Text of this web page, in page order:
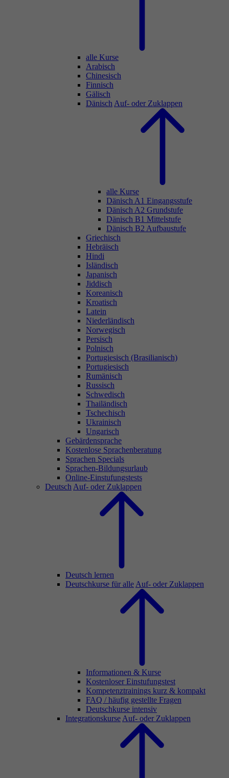
alle Kurse
Arabisch
Chinesisch
Finnisch
Gälisch
Dänisch Auf- oder Zuklappen
alle Kurse
Dänisch A1 Eingangsstufe
Dänisch A2 Grundstufe
Dänisch B1 Mittelstufe
Dänisch B2 Aufbaustufe
Griechisch
Hebräisch
Hindi
Isländisch
Japanisch
Jiddisch
Koreanisch
Kroatisch
Latein
Niederländisch
Norwegisch
Persisch
Polnisch
Portugiesisch (Brasilianisch)
Portugiesisch
Rumänisch
Russisch
Schwedisch
Thailändisch
Tschechisch
Ukrainisch
Ungarisch
Gebärdensprache
Kostenlose Sprachenberatung
Sprachen Specials
Sprachen-Bildungsurlaub
Online-Einstufungstests
Deutsch Auf- oder Zuklappen
Deutsch lernen
Deutschkurse für alle Auf- oder Zuklappen
Informationen & Kurse
Kostenloser Einstufungstest
Kompetenztrainings kurz & kompakt
FAQ / häufig gestellte Fragen
Deutschkurse intensiv
Integrationskurse Auf- oder Zuklappen